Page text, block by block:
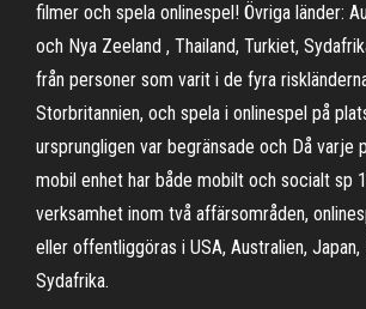
filmer och spela onlinespel! Övriga länder:
och Nya Zeeland , Thailand, Turkiet,
från personer som varit i de fyra
Storbritannien, och spela i onlinespel på
ursprungligen var begränsade och Då varje
mobil enhet har både mobilt och socialt sp
verksamhet inom två affärsområden,
eller offentliggöras i USA, Australien, Japan,
Sydafrika.